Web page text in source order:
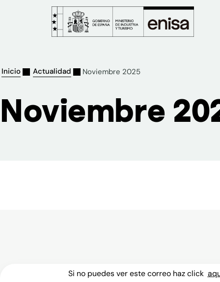
Inicio Actualidad Noviembre 2025
Noviembre
Formalizado el primer
Si no puedes ver este correo haz click